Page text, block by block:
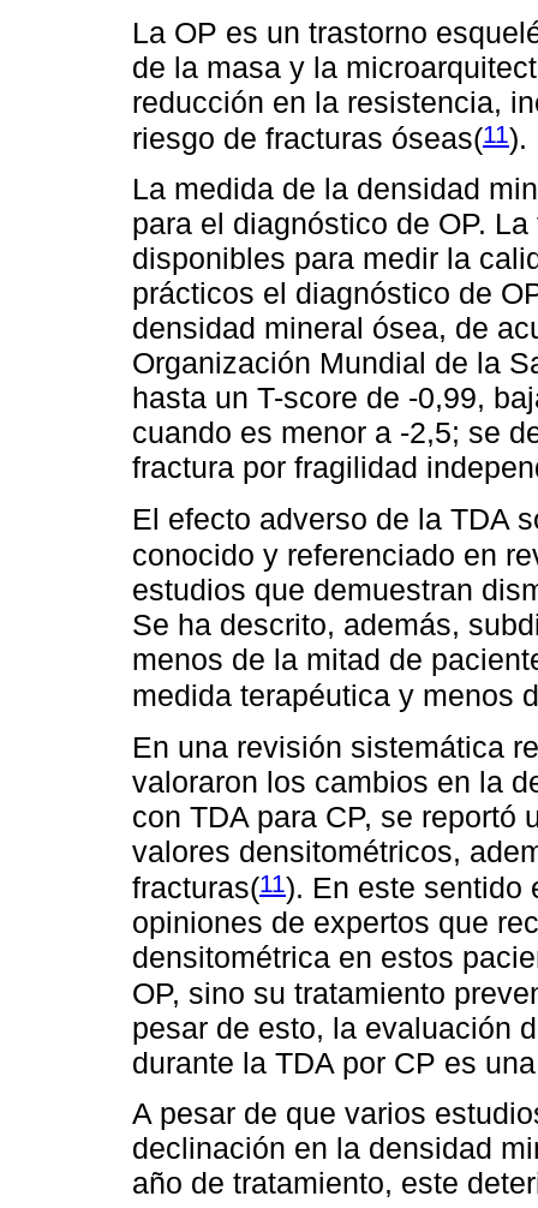
La OP es un trastorno
de la masa y la
reducción en la resistencia,
riesgo de fracturas óseas(11).
La medida de la densidad
para el diagnóstico de OP.
disponibles para medir la
prácticos el diagnóstico de
densidad mineral ósea, de
Organización Mundial de la
hasta un T-score de -0,99,
cuando es menor a -2,5; se
fractura por fragilidad
El efecto adverso de la TDA
conocido y referenciado en
estudios que demuestran
Se ha descrito, además,
menos de la mitad de
medida terapéutica y menos
En una revisión sistemática
valoraron los cambios en la
con TDA para CP, se
valores densitométricos,
fracturas(11). En este sentido
opiniones de expertos que
densitométrica en estos
OP, sino su tratamiento
pesar de esto, la evaluación
durante la TDA por CP es
A pesar de que varios
declinación en la densidad
año de tratamiento, este